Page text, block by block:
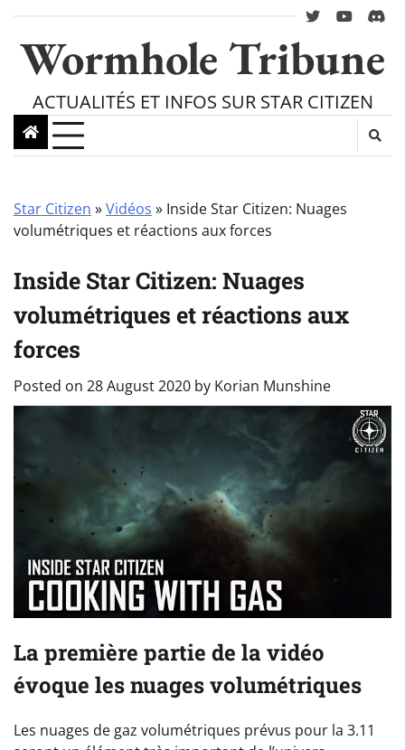
content
twitteryoutube
Wormhole Tribune
ACTUALITÉS ET INFOS SUR STAR CITIZEN
Star Citizen »Vidéos » Inside Star Citizen: Nuages
volumétriques et réactions aux forces
Inside Star Citizen: Nuages
volumétriques et réactions aux
forces
Posted on 28 August 2020 by Korian Munshine
La première partie de la vidéo
évoque les nuages volumétriques
Les nuages de gaz volumétriques prévus pour la 3.11